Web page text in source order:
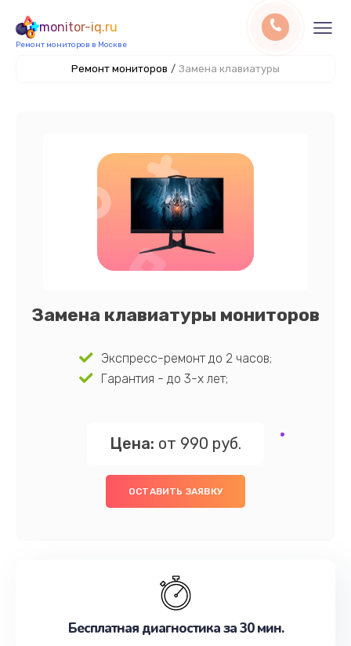
monitor-iq.ru
Ремонт мониторов в Москве
Ремонт мониторов / Замена клавиатуры
Замена клавиатуры мониторов
Экспресс-ремонт до 2 часов;
Гарантия - до 3-х лет;
Цена: от 990 руб.
ОСТАВИТЬ ЗАЯВКУ
Бесплатная диагностика за 30 мин.